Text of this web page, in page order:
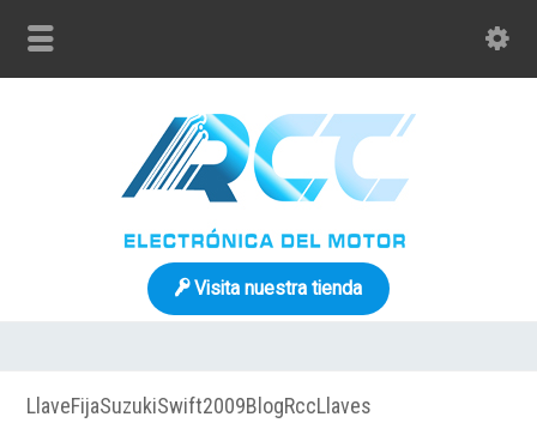
Visita nuestra tienda
LlaveFijaSuzukiSwift2009BlogRccLlaves